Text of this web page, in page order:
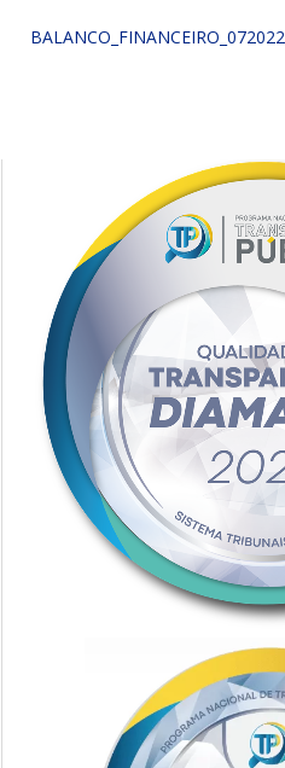
BALANCO_FINANCEIRO_072022